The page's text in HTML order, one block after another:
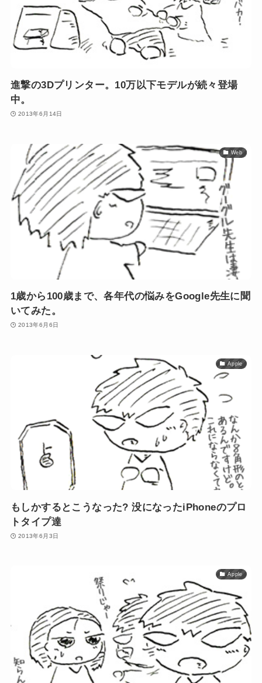
進撃の3Dプリンター。10万以下モデルが続々登場
中。
2013年6月14日
Web
1歳から100歳まで、各年代の悩みをGoogle先生に聞
いてみた。
2013年6月6日
Apple
もしかするとこうなった? 没になったiPhoneのプロ
トタイプ達
2013年6月3日
Apple